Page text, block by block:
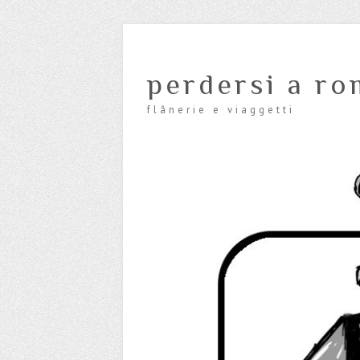
perdersi a
flânerie e viaggetti